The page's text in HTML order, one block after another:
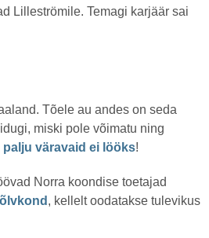
Lilleströmile. Temagi karjäär sai
Tõele au andes on seda
miski pole võimatu ning
väravaid ei lööks!
Norra koondise toetajad
, kellelt oodatakse tulevikus